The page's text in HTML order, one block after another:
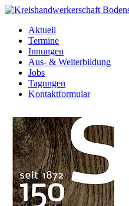
Aktuell
Termine
Innungen
Aus- & Weiterbildung
Jobs
Tagungen
Kontaktformular